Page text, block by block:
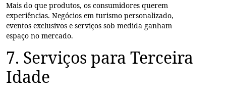
Mais do que produtos, os consumidores querem
experiências. Negócios em turismo personalizado,
eventos exclusivos e serviços sob medida ganham
espaço no mercado.
7. Serviços para Terceira
Idade